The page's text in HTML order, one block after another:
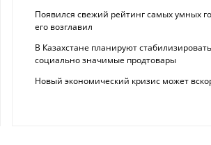
Появился свежий рейтинг самых умных
его возглавил
В Казахстане планируют
социально значимые продтовары
Новый экономический кризис может